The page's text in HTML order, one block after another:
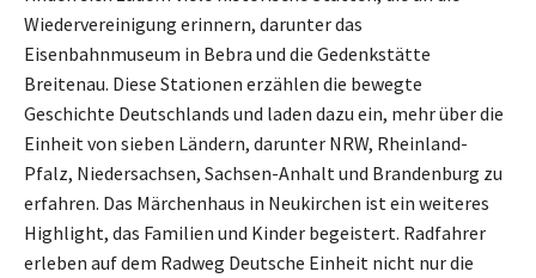
Wiedervereinigung erinnern, darunter das
Eisenbahnmuseum in Bebra und die Gedenkstätte
Breitenau. Diese Stationen erzählen die bewegte
Geschichte Deutschlands und laden dazu ein, mehr über die
Einheit von sieben Ländern, darunter NRW, Rheinland-
Pfalz, Niedersachsen, Sachsen-Anhalt und Brandenburg zu
erfahren. Das Märchenhaus in Neukirchen ist ein weiteres
Highlight, das Familien und Kinder begeistert. Radfahrer
erleben auf dem Radweg Deutsche Einheit nicht nur die